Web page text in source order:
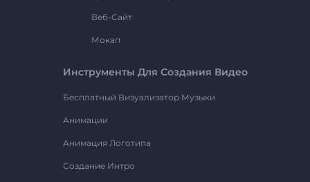
Веб-Сайт
Мокап
Инструменты Для Создания Видео
Бесплатный Визуализатор Музыки
Анимации
Анимация Логотипа
Создание Интро